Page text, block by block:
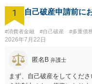
1 自己破産申請前に
#消費者金融 #自己破産 #多重債
2026年7月22日
匿名B 弁護士
まず、自己破産をしてくだ